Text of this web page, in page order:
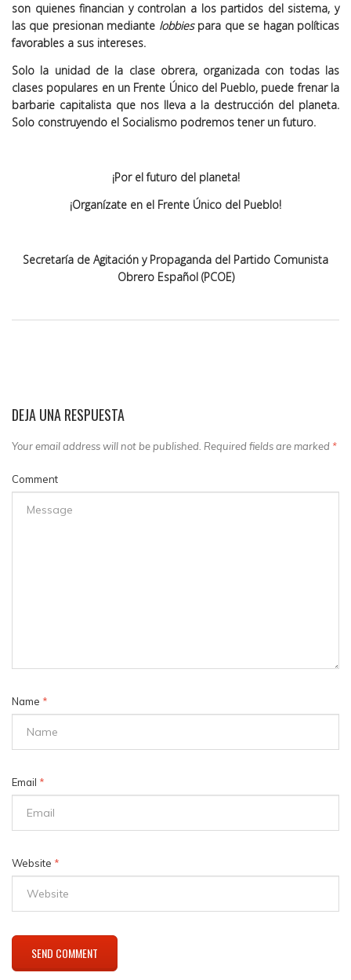
son quienes financian y controlan a los partidos del sistema, y
las que presionan mediante lobbiespara que se hagan políticas
favorables a sus intereses.
Solo la unidad de la clase obrera, organizada con todas las
clases populares en un Frente Único del Pueblo, puede frenar la
barbarie capitalista que nos lleva a la destrucción del planeta.
Solo construyendo el Socialismo podremos tener un futuro.
¡Por el futuro del planeta!
¡Organízate en el Frente Único del Pueblo!
Secretaría de Agitación y Propaganda del Partido Comunista
Obrero Español (PCOE)
DEJA UNA RESPUESTA
Your email address will not be published. Required fields are marked *
Comment
Name *
Email *
Website *